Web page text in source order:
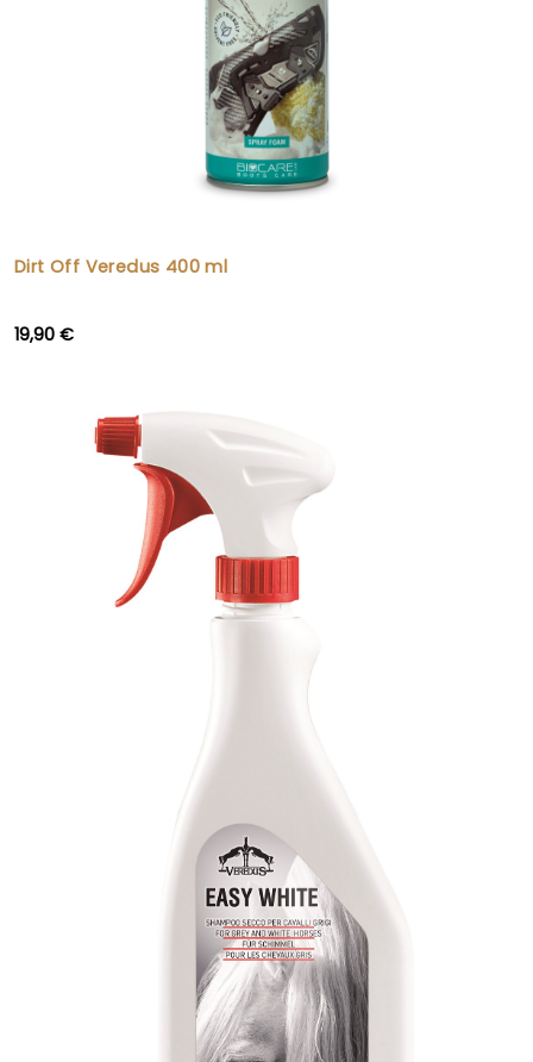
Dirt Off Veredus 400 ml
19,90 €